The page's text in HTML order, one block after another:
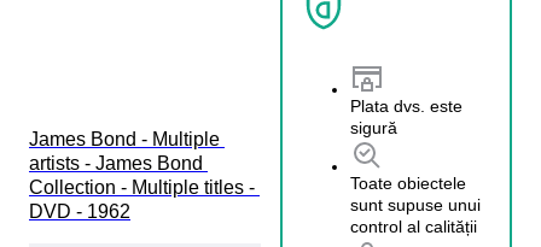
James Bond - Multiple
artists - James Bond
Collection - Multiple titles -
DVD - 1962
Plata dvs. este
sigură
Toate obiectele
sunt supuse unui
control al calității